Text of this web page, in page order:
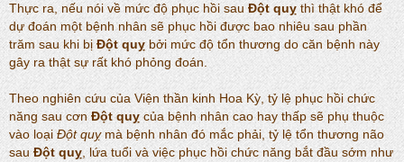
Thực ra, nếu nói về mức độ phục hồi sau Đột quỵ thì thật khó để
dự đoán một bệnh nhân sẽ phục hồi được bao nhiêu sau phần
trăm sau khi bịĐột quỵbởi mức độ tổn thương do căn bệnh này
gây ra thật sự rất khó phỏng đoán.
Theo nghiên cứu của Viện thần kinh Hoa Kỳ, tỷ lệ phục hồi chức
năng sau cơnĐột quỵcủa bệnh nhân cao hay thấp sẽ phụ thuộc
vào loạiĐột quỵmà bệnh nhân đó mắc phải, tỷ lệ tổn thương não
sauĐột quỵ, lứa tuổi và việc phục hồi chức năng bắt đầu sớm như